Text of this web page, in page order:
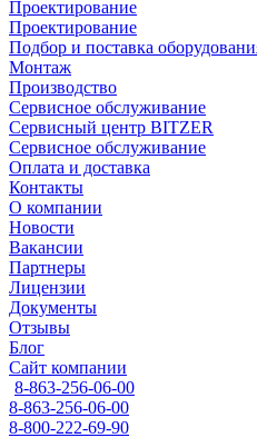
Проектирование
Проектирование
Подбор и поставка
Монтаж
Производство
Сервисное обслуживание
Сервисный центр BITZER
Сервисное обслуживание
Оплата и доставка
Контакты
О компании
Новости
Вакансии
Партнеры
Лицензии
Документы
Отзывы
Блог
Сайт компании
8-863-256-06-00
8-863-256-06-00
8-800-222-69-90